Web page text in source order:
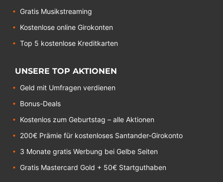
Gratis Musikstreaming
Kostenlose online Girokonten
Top 5 kostenlose Kreditkarten
UNSERE TOP AKTIONEN
Geld mit Umfragen verdienen
Bonus-Deals
Kostenlos zum Geburtstag – alle Aktionen
200€ Prämie für kostenloses Santander-Girokonto
3 Monate gratis Werbung bei Gelbe Seiten
Gratis Mastercard Gold + 50€ Startguthaben